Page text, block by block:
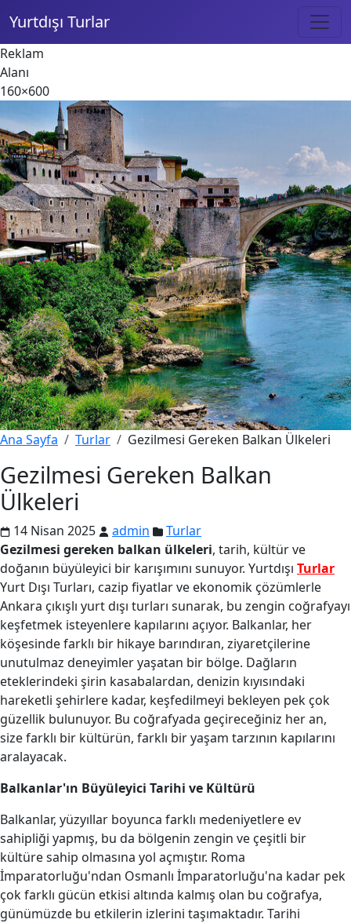
Yurtdışı Turlar
Reklam
Alanı
160×600
Ana Sayfa Turlar Gezilmesi Gereken Balkan Ülkeleri
Gezilmesi Gereken Balkan
Ülkeleri
14 Nisan 2025 admin
Turlar
Gezilmesi gereken balkan ülkeleri, tarih, kültür ve
doğanın büyüleyici bir karışımını sunuyor. Yurtdışı Turlar
Yurt Dışı Turları, cazip fiyatlar ve ekonomik çözümlerle
Ankara çıkışlı yurt dışı turları sunarak, bu zengin coğrafyayı
keşfetmek isteyenlere kapılarını açıyor. Balkanlar, her
köşesinde farklı bir hikaye barındıran, ziyaretçilerine
unutulmaz deneyimler yaşatan bir bölge. Dağların
eteklerindeki şirin kasabalardan, denizin kıyısındaki
hareketli şehirlere kadar, keşfedilmeyi bekleyen pek çok
güzellik bulunuyor. Bu coğrafyada geçireceğiniz her an,
size farklı bir kültürün, farklı bir yaşam tarzının kapılarını
aralayacak.
Balkanlar'ın Büyüleyici Tarihi ve Kültürü
Balkanlar, yüzyıllar boyunca farklı medeniyetlere ev
sahipliği yapmış, bu da bölgenin zengin ve çeşitli bir
kültüre sahip olmasına yol açmıştır. Roma
İmparatorluğu'ndan Osmanlı İmparatorluğu'na kadar pek
çok farklı gücün etkisi altında kalmış olan bu coğrafya,
günümüzde bu etkilerin izlerini taşımaktadır. Tarihi